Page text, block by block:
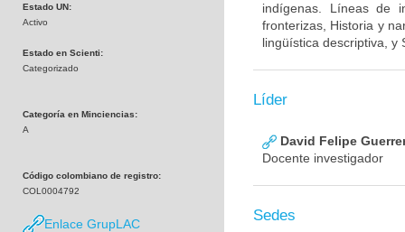
Estado UN:
Activo
Estado en Scienti:
Categorizado
Categoría en Minciencias:
A
Código colombiano de registro:
COL0004792
Enlace GrupLAC
indígenas. Líneas de
fronterizas, Historia y
lingüística descriptiva, y
Líder
David Felipe
Docente investigador
Sedes